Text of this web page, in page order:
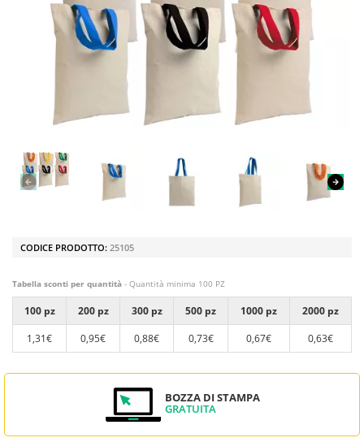
CODICE PRODOTTO: 25105
Tabella sconti per quantità - Quantità minima 100 PZ
100 pz 200 pz 300 pz 500 pz 1000 pz
2000 pz
1,31€
0,95€ 0,88€ 0,73€ 0,67€ 0,63€
BOZZA DI STAMPA
GRATUITA